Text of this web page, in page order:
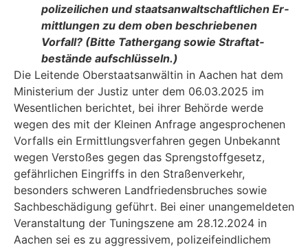
polizeilichen und staatsanwaltschaftlichen Er­
mittlungen zu dem oben beschriebenen
Vorfall? (Bitte Tathergang sowie Straftat­
bestände aufschlüsseln.)
Die Leitende Oberstaatsanwältin in Aachen hat dem
Ministerium der Justiz unter dem 06.03.2025 im
Wesentlichen berichtet, bei ihrer Behörde werde
wegen des mit der Kleinen Anfrage angesprochenen
Vorfalls ein Ermittlungsverfahren gegen Unbekannt
wegen Versto­ßes gegen das Sprengstoffgesetz,
gefährlichen Eingriffs in den Straßenverkehr,
besonders schweren Landfriedensbruches sowie
Sachbeschädigung geführt. Bei einer unangemeldeten
Veranstaltung der Tuningszene am 28.12.2024 in
Aachen sei es zu aggressivem, polizeifeind­lichem